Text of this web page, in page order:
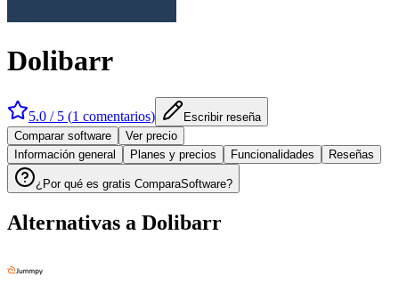
Dolibarr
5.0 / 5 (1 comentarios)
Escribir reseña
Comparar software
Ver precio
Información general
Planes y precios Funcionalidades Reseñas
¿Por qué es gratis ComparaSoftware?
Alternativas a Dolibarr